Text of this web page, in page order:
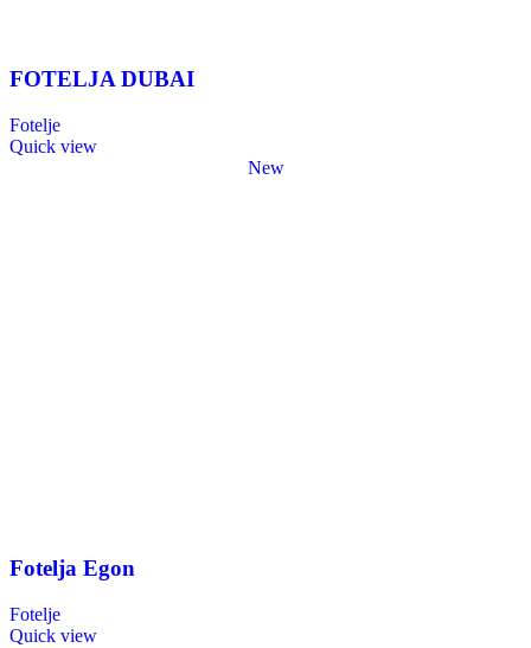
FOTELJA DUBAI
Fotelje
Quick view
New
Fotelja Egon
Fotelje
Quick view